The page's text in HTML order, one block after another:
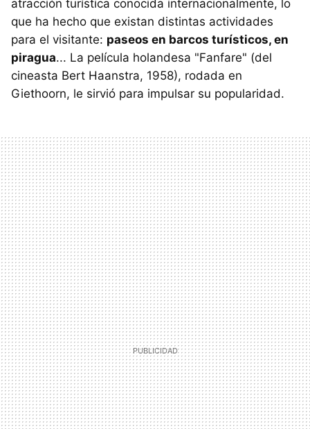
atracción turística conocida internacionalmente, lo
que ha hecho que existan distintas actividades
para el visitante: paseos en barcos turísticos, en
piragua... La película holandesa "Fanfare" (del
cineasta Bert Haanstra, 1958), rodada en
Giethoorn, le sirvió para impulsar su popularidad.